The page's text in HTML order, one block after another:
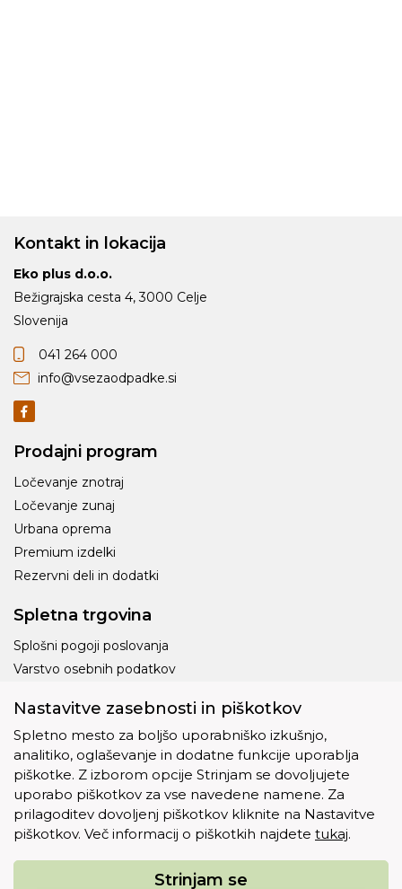
Kontakt in lokacija
Eko plus d.o.o.
Bežigrajska cesta 4, 3000 Celje
Slovenija
041 264 000
info@vsezaodpadke.si
Prodajni program
Ločevanje znotraj
Ločevanje zunaj
Urbana oprema
Premium izdelki
Rezervni deli in dodatki
Spletna trgovina
Splošni pogoji poslovanja
Varstvo osebnih podatkov
Piškotki
Ostalo
O nas
Nastavitve zasebnosti in piškotkov
Spletno mesto za boljšo uporabniško izkušnjo,
analitiko, oglaševanje in dodatne funkcije uporablja
piškotke. Z izborom opcije Strinjam se dovoljujete
uporabo piškotkov za vse navedene namene. Za
prilagoditev dovoljenj piškotkov kliknite na Nastavitve
piškotkov. Več informacij o piškotkih najdete tukaj.
Strinjam se